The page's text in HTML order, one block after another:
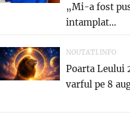
„Mi-a fost
intamplat...
NOUTATI.INFO
Poarta Leului
varful pe 8